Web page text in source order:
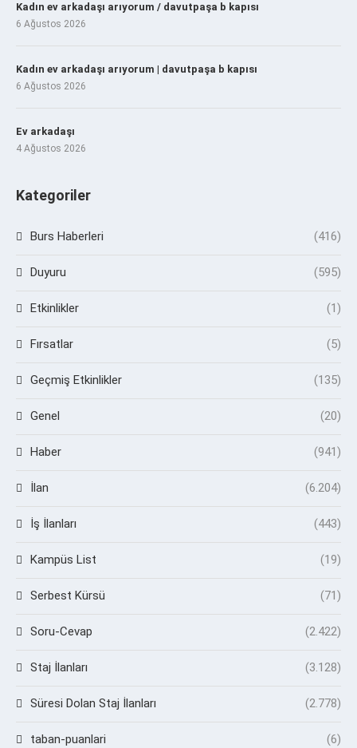
Kadın ev arkadaşı arıyorum / davutpaşa b kapısı
6 Ağustos 2026
Kadın ev arkadaşı arıyorum | davutpaşa b kapısı
6 Ağustos 2026
Ev arkadaşı
4 Ağustos 2026
Kategoriler
Burs Haberleri (416)
Duyuru (595)
Etkinlikler (1)
Fırsatlar (5)
Geçmiş Etkinlikler (135)
Genel (20)
Haber (941)
İlan (6.204)
İş İlanları (443)
Kampüs List (19)
Serbest Kürsü (71)
Soru-Cevap (2.422)
Staj İlanları (3.128)
Süresi Dolan Staj İlanları (2.778)
taban-puanlari (6)